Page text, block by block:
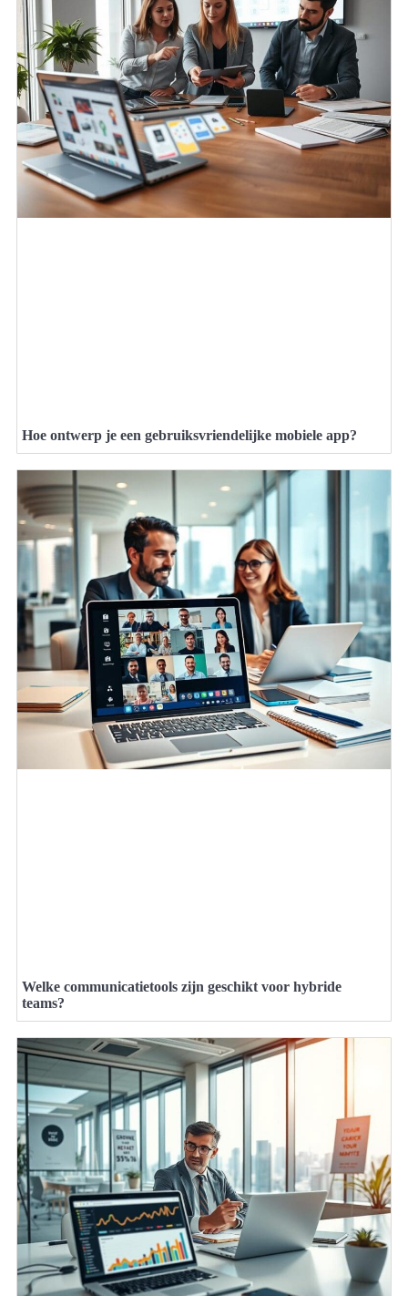
Hoe ontwerp je een gebruiksvriendelijke mobiele app?
Welke communicatietools zijn geschikt voor hybride
teams?